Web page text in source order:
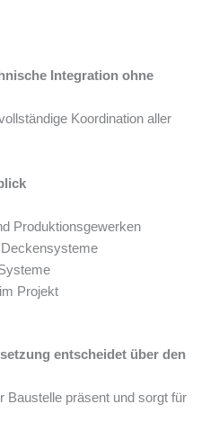
Integration ohne
Koordination aller
Produktionsgewerken
Deckensysteme
Projekt
entscheidet über den
Baustelle präsent und sorgt für